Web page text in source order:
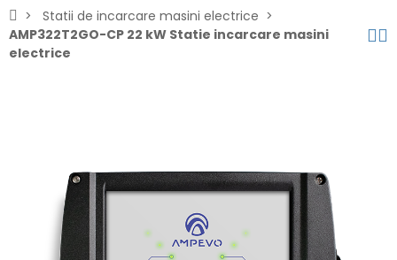
Statii de incarcare masini electrice
AMP322T2GO-CP 22 kW Statie incarcare masini
electrice